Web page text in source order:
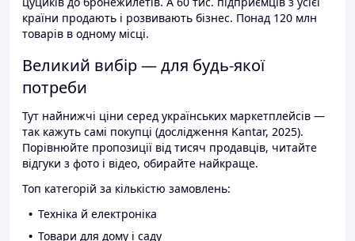
країни продають і розвивають бізнес. Понад 120 млн
товарів в одному місці.
Великий вибір — для будь-якої
потреби
Тут найнижчі ціни серед українських маркетплейсів —
так кажуть самі покупці (дослідження Kantar, 2025).
Порівнюйте пропозиції від тисяч продавців, читайте
відгуки з фото і відео, обирайте найкраще.
Топ категорій за кількістю замовлень:
Техніка й електроніка
Товари для дому і саду